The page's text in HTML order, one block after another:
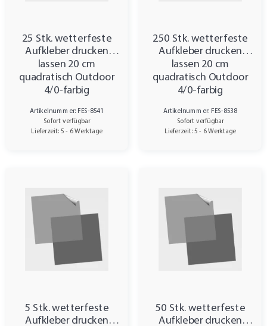
25 Stk. wetterfeste
Aufkleber drucken
lassen 20 cm
quadratisch Outdoor
4/0-farbig
Artikelnummer: FES-8541
Sofort verfügbar
Lieferzeit: 5 - 6 Werktage
250 Stk. wetterfeste
Aufkleber drucken
lassen 20 cm
quadratisch Outdoor
4/0-farbig
Artikelnummer: FES-8538
Sofort verfügbar
Lieferzeit: 5 - 6 Werktage
5 Stk. wetterfeste
Aufkleber drucken
50 Stk. wetterfeste
Aufkleber drucken